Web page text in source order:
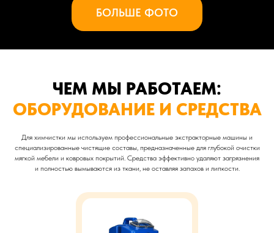
БОЛЬШЕ ФОТО
ЧЕМ МЫ РАБОТАЕМ:
ОБОРУДОВАНИЕ И СРЕДСТВА
Для химчистки мы используем профессиональные экстракторные машины и
специализированные чистящие составы, предназначенные для глубокой очистки
мягкой мебели и ковровых покрытий. Средства эффективно удаляют загрязнения
и полностью вымываются из ткани, не оставляя запахов и липкости.